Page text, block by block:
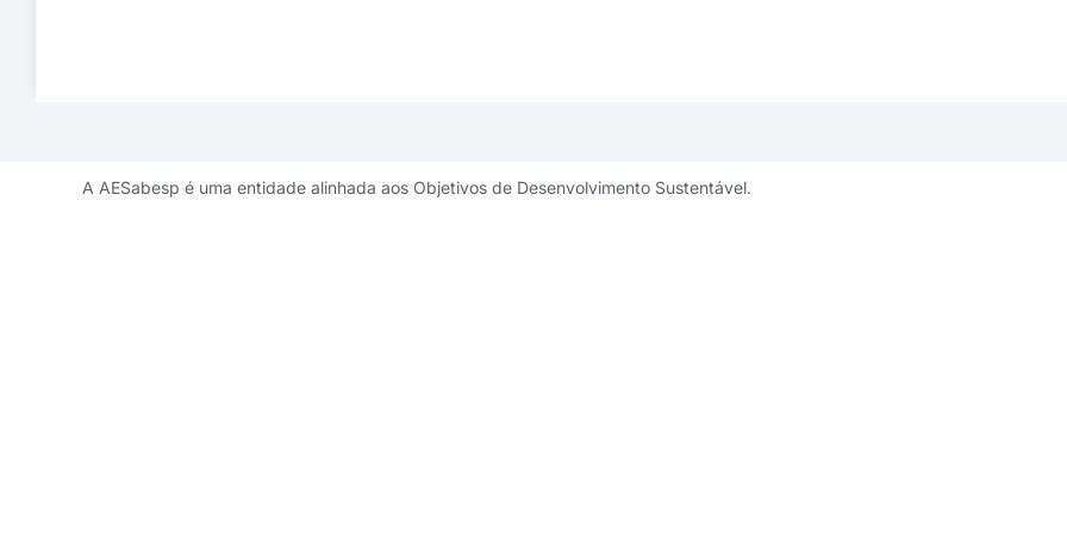
A AESabesp é uma entidade alinhada aos Objetivos de Desenvolvimento Sustentável.